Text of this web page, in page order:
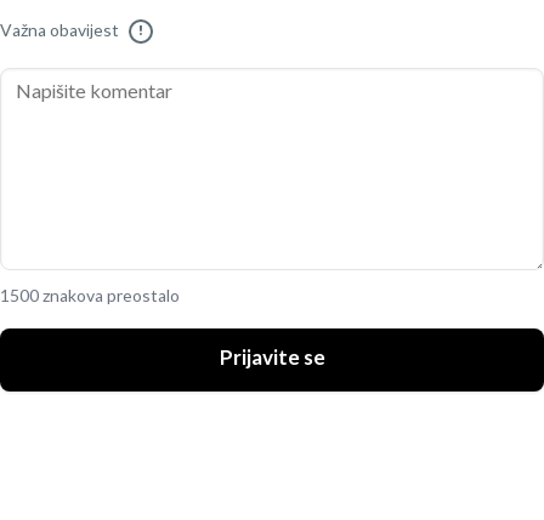
Važna obavijest !
1500 znakova preostalo
Prijavite se